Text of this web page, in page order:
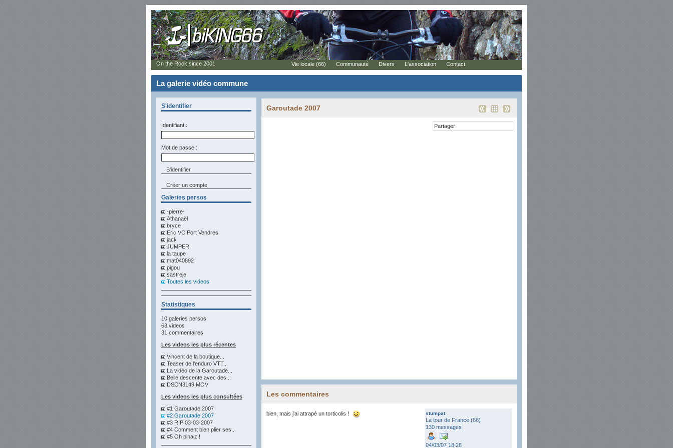
La galerie vidéo commune
S'identifier
Identifiant :
Mot de passe :
Créer un compte
Galeries persos
-pierre-
Athanaël
bryce
Eric VC Port Vendres
jack
JUMPER
la taupe
mat040892
pigou
sastreje
Toutes les videos
Statistiques
10 galeries persos
63 videos
31 commentaires
Les videos les plus récentes
Vincent de la boutique...
Teaser de l'enduro VTT...
La vidéo de la Garoutade...
Belle descente avec des...
DSCN3149.MOV
Les videos les plus consultées
#1 Garoutade 2007
#2 Garoutade 2007
#3 RIP 03-03-2007
#4 Comment bien plier ses...
#5 Oh pinaiz !
Garoutade 2007
Partager
Les commentaires
stumpat
La tour de France (66)
130 messages
04/03/07 18:26
bien, mais j'ai attrapé un torticolis !
On the Rock since 2001 Vie locale (66) Communauté Divers L'association Contact